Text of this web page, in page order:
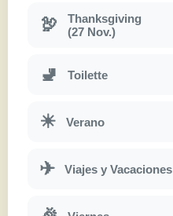
🦃
Thanksgiving
(27 Nov.)
🚽 Toilette
☀ Verano
✈ Viajes y Vacaciones